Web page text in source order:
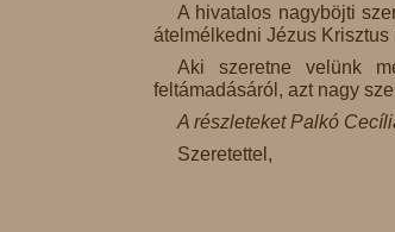
A hivatalos nagyböjti
átelmélkedni Jézus
Aki szeretne velünk
feltámadásáról, azt nagy
A részleteket Palkó
Szeretettel,